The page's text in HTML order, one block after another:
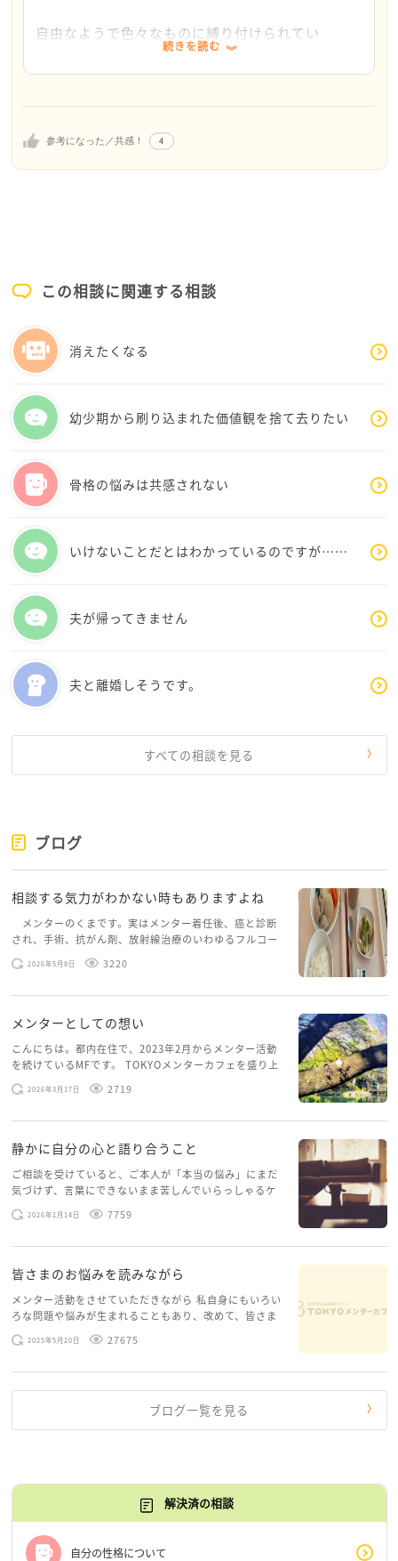
これからどう生きようかな、そんな風に考えることが
できるのはお若い方の特権です。
本を読まれたり、いろんな経験をしている人のyoutub
画など、私はすごく勉強になっています。
参考になった／共感！ 4
人生って難しいですね
自由なようでいろんなものに縛り付けられてるよう
な感覚です。（自分でなくてもいい仕事、家庭、ま
そういうものを放っておいて、どう生きていこうか
と考えてみたいです
自由なようで色々なものに縛り付けられてい
る・・・このお言葉に考えさせられます。
幸せは自分の心が決めるもの、と開き直れると気持
お互い悩みながら、できれば前向きに生きていきた
続きを読む
この相談に関連する相談
消えたくなる
幼少期から刷り込まれた価値観を捨て去りたい
骨格の悩みは共感されない
いけないことだとはわかっているのですが……
夫が帰ってきません
夫と離婚しそうです。
すべての相談を見る
ブログ
相談する気力がわかない時もありますよね
メンターのくまです。実はメンター着任後、癌と診断
され、手術、抗がん剤、放射線治療のいわゆるフルコー
スを体験していて、しばらくメンターカフェに来られて
いませんでした。体力だけでなく、気力も落ちパソコン
2026年5月8日 3220
メンターとしての想い
こんにちは。都内在住で、2023年2月からメンター活動
を続けているMFです。 TOKYOメンターカフェを盛り上
げたいという想いから、勇気を出して初めてブログを投
稿してみようと思います。少し自分のことを書いてみま
2026年3月17日 2719
静かに自分の心と語り合うこと
ご相談を受けていると、ご本人が「本当の悩み」にまだ
気づけず、言葉にできないまま苦しんでいらっしゃるケ
ースがありますお悩みというのは、心の深いところ（深
層心理）に触れることで、まったく違う角度から解決の
2026年1月14日 7759
皆さまのお悩みを読みながら
メンター活動をさせていただきながら 私自身にもいろい
ろな問題や悩みが生まれることもあり、改めて、皆さま
のお悩みを読みながら 「みんな、もがいてる。わたし
だけじゃないんだな」と、逆に励まされるような日々で
2025年5月20日 27675
ブログ一覧を見る
解決済の相談
自分の性格について